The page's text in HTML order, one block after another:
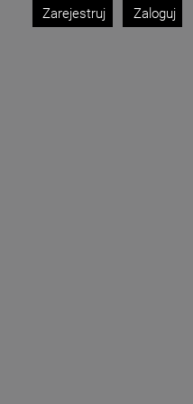
Zarejestruj Zaloguj